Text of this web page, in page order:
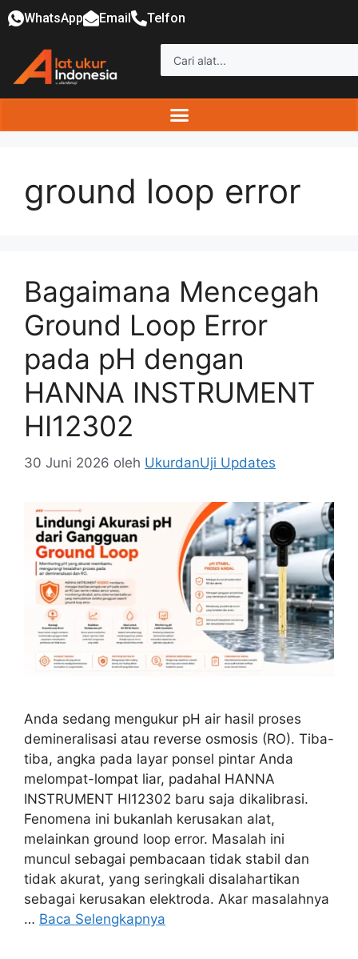
WhatsApp Email Telfon
ground loop error
Bagaimana Mencegah
Ground Loop Error
pada pH dengan
HANNA INSTRUMENT
HI12302
30 Juni 2026 oleh UkurdanUji Updates
Anda sedang mengukur pH air hasil proses
demineralisasi atau reverse osmosis (RO). Tiba-
tiba, angka pada layar ponsel pintar Anda
melompat-lompat liar, padahal HANNA
INSTRUMENT HI12302 baru saja dikalibrasi.
Fenomena ini bukanlah kerusakan alat,
melainkan ground loop error. Masalah ini
muncul sebagai pembacaan tidak stabil dan
tidak akurat, yang seringkali disalahartikan
sebagai kerusakan elektroda. Akar masalahnya
… Baca Selengkapnya